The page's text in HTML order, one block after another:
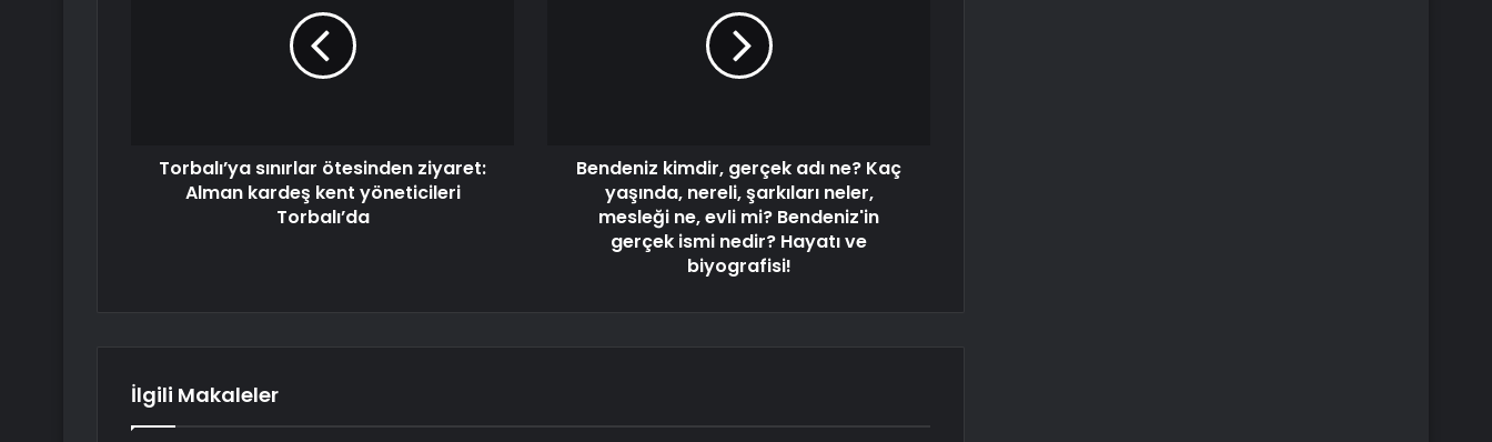
Torbalı’ya sınırlar ötesinden ziyaret:
Alman kardeş kent yöneticileri
Torbalı’da
Bendeniz kimdir, gerçek adı ne? Kaç
yaşında, nereli, şarkıları neler,
mesleği ne, evli mi? Bendeniz'in
gerçek ismi nedir? Hayatı ve
biyografisi!
İlgili Makaleler